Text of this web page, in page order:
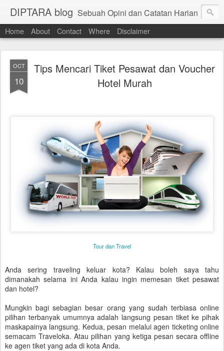
DIPTARA blog Sebuah Opini dan Catatan Harian
Home About Contact Where Disclaimer
OCT
10
Tips Mencari Tiket Pesawat dan Voucher
Hotel Murah
Tour dan Travel
Anda sering traveling keluar kota? Kalau boleh saya tahu
dimanakah selama ini Anda kalau ingin memesan tiket pesawat
dan hotel?
Mungkin bagi sebagian besar orang yang sudah terbiasa online
pilihan terbanyak umumnya adalah langsung pesan tiket ke pihak
maskapainya langsung. Kedua, pesan melalui agen ticketing online
semacam Traveloka. Atau pilihan yang ketiga pesan secara offline
ke agen tiket yang ada di kota Anda.